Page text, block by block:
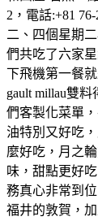
2，電話:+81
二、四個星期
們共吃了六家
下飛機第一餐
gault millau雙
們客製化菜單
油特別又好吃
麼好吃，月之
味，甜點更好
務真心非常到
福井的敦賀，